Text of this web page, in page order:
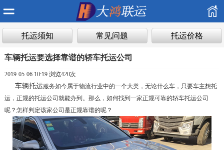
托运须知 常见问题 托运价格
车辆托运要选择靠谱的轿车托运公司
2019-05-06 10:19 浏览420次
车辆托运服务如今属于物流行业中的一个大类，无论什么车，只要车主想托
运，正规的托运公司就能办到。那么，如何找到一家正规可靠的轿车托运公司
呢？怎样判定该家公司是正规靠谱的呢？